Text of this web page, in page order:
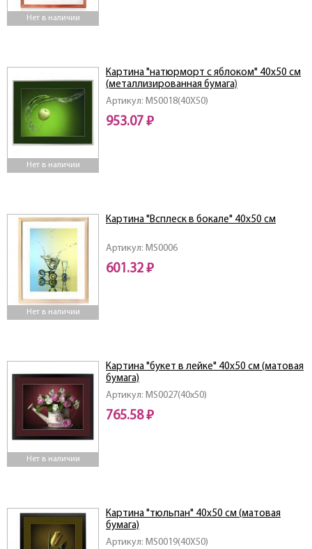
Нет в наличии
Нет в наличии
Артикул: MS0018(40X50)
Картина "натюрморт с яблоком" 40х50 см
(металлизированная бумага)
953.07 ₽
Нет в наличии
Артикул: MS0006
Картина "Всплеск в бокале" 40х50 см
601.32 ₽
Нет в наличии
Артикул: MS0027(40x50)
Картина "букет в лейке" 40х50 см (матовая
бумага)
765.58 ₽
Артикул: MS0019(40X50)
Картина "тюльпан" 40х50 см (матовая
бумага)